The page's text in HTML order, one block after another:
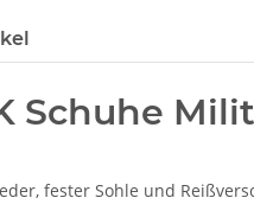
Schuhe
fester Sohle und